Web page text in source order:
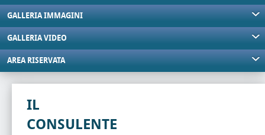
GALLERIA IMMAGINI
GALLERIA VIDEO
AREA RISERVATA
IL
CONSULENTE